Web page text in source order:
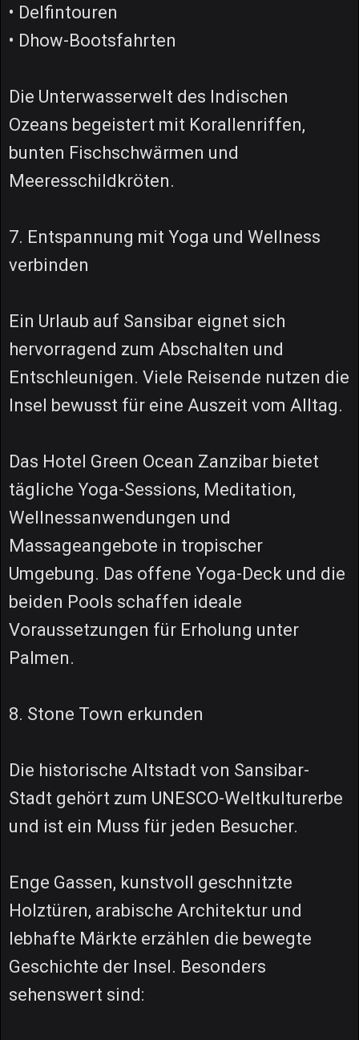
• Delfintouren
• Dhow-Bootsfahrten
Die Unterwasserwelt des Indischen
Ozeans begeistert mit Korallenriffen,
bunten Fischschwärmen und
Meeresschildkröten.
7. Entspannung mit Yoga und Wellness
verbinden
Ein Urlaub auf Sansibar eignet sich
hervorragend zum Abschalten und
Entschleunigen. Viele Reisende nutzen die
Insel bewusst für eine Auszeit vom Alltag.
Das Hotel Green Ocean Zanzibar bietet
tägliche Yoga-Sessions, Meditation,
Wellnessanwendungen und
Massageangebote in tropischer
Umgebung. Das offene Yoga-Deck und die
beiden Pools schaffen ideale
Voraussetzungen für Erholung unter
Palmen.
8. Stone Town erkunden
Die historische Altstadt von Sansibar-
Stadt gehört zum UNESCO-Weltkulturerbe
und ist ein Muss für jeden Besucher.
Enge Gassen, kunstvoll geschnitzte
Holztüren, arabische Architektur und
lebhafte Märkte erzählen die bewegte
Geschichte der Insel. Besonders
sehenswert sind: